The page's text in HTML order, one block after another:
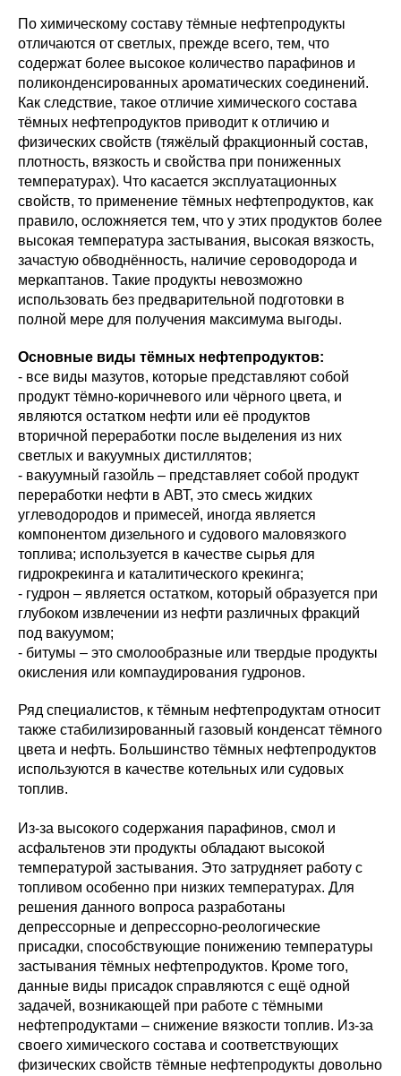
По химическому составу тёмные нефтепродукты
отличаются от светлых, прежде всего, тем, что
содержат более высокое количество парафинов и
поликонденсированных ароматических соединений.
Как следствие, такое отличие химического состава
тёмных нефтепродуктов приводит к отличию и
физических свойств (тяжёлый фракционный состав,
плотность, вязкость и свойства при пониженных
температурах). Что касается эксплуатационных
свойств, то применение тёмных нефтепродуктов, как
правило, осложняется тем, что у этих продуктов более
высокая температура застывания, высокая вязкость,
зачастую обводнённость, наличие сероводорода и
меркаптанов. Такие продукты невозможно
использовать без предварительной подготовки в
полной мере для получения максимума выгоды.
Основные виды тёмных нефтепродуктов:
- все виды мазутов, которые представляют собой
продукт тёмно-коричневого или чёрного цвета, и
являются остатком нефти или её продуктов
вторичной переработки после выделения из них
светлых и вакуумных дистиллятов;
- вакуумный газойль – представляет собой продукт
переработки нефти в АВТ, это смесь жидких
углеводородов и примесей, иногда является
компонентом дизельного и судового маловязкого
топлива; используется в качестве сырья для
гидрокрекинга и каталитического крекинга;
- гудрон – является остатком, который образуется при
глубоком извлечении из нефти различных фракций
под вакуумом;
- битумы – это смолообразные или твердые продукты
окисления или компаудирования гудронов.
Ряд специалистов, к тёмным нефтепродуктам относит
также стабилизированный газовый конденсат тёмного
цвета и нефть. Большинство тёмных нефтепродуктов
используются в качестве котельных или судовых
топлив.
Из-за высокого содержания парафинов, смол и
асфальтенов эти продукты обладают высокой
температурой застывания. Это затрудняет работу с
топливом особенно при низких температурах. Для
решения данного вопроса разработаны
депрессорные и депрессорно-реологические
присадки, способствующие понижению температуры
застывания тёмных нефтепродуктов. Кроме того,
данные виды присадок справляются с ещё одной
задачей, возникающей при работе с тёмными
нефтепродуктами – снижение вязкости топлив. Из-за
своего химического состава и соответствующих
физических свойств тёмные нефтепродукты довольно